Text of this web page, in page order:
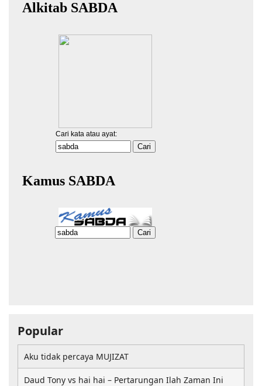
Popular
Aku tidak percaya MUJIZAT
Daud Tony vs hai hai – Pertarungan Ilah Zaman Ini